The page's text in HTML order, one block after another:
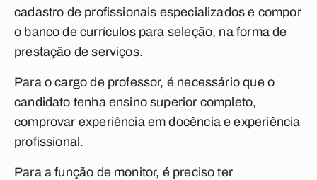
cadastro de profissionais especializados e compor
o banco de currículos para seleção, na forma de
prestação de serviços.
Para o cargo de professor, é necessário que o
candidato tenha ensino superior completo,
comprovar experiência em docência e experiência
profissional.
Para a função de monitor, é preciso ter